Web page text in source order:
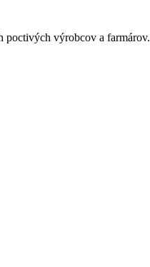
poctivých výrobcov a farmárov.